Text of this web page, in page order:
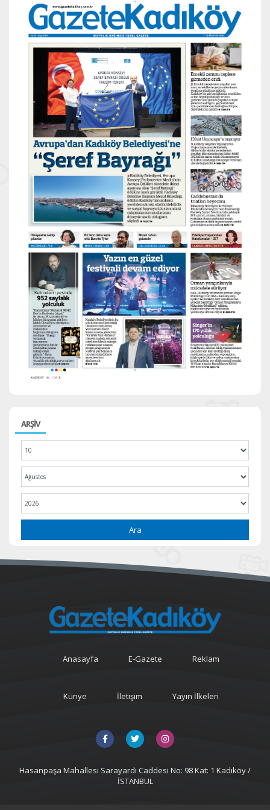
ARŞİV
Ara
Anasayfa E-Gazete Reklam
Künye İletişim Yayın İlkeleri
Hasanpaşa Mahallesi Sarayardi Caddesi No: 98 Kat: 1 Kadıköy /
İSTANBUL